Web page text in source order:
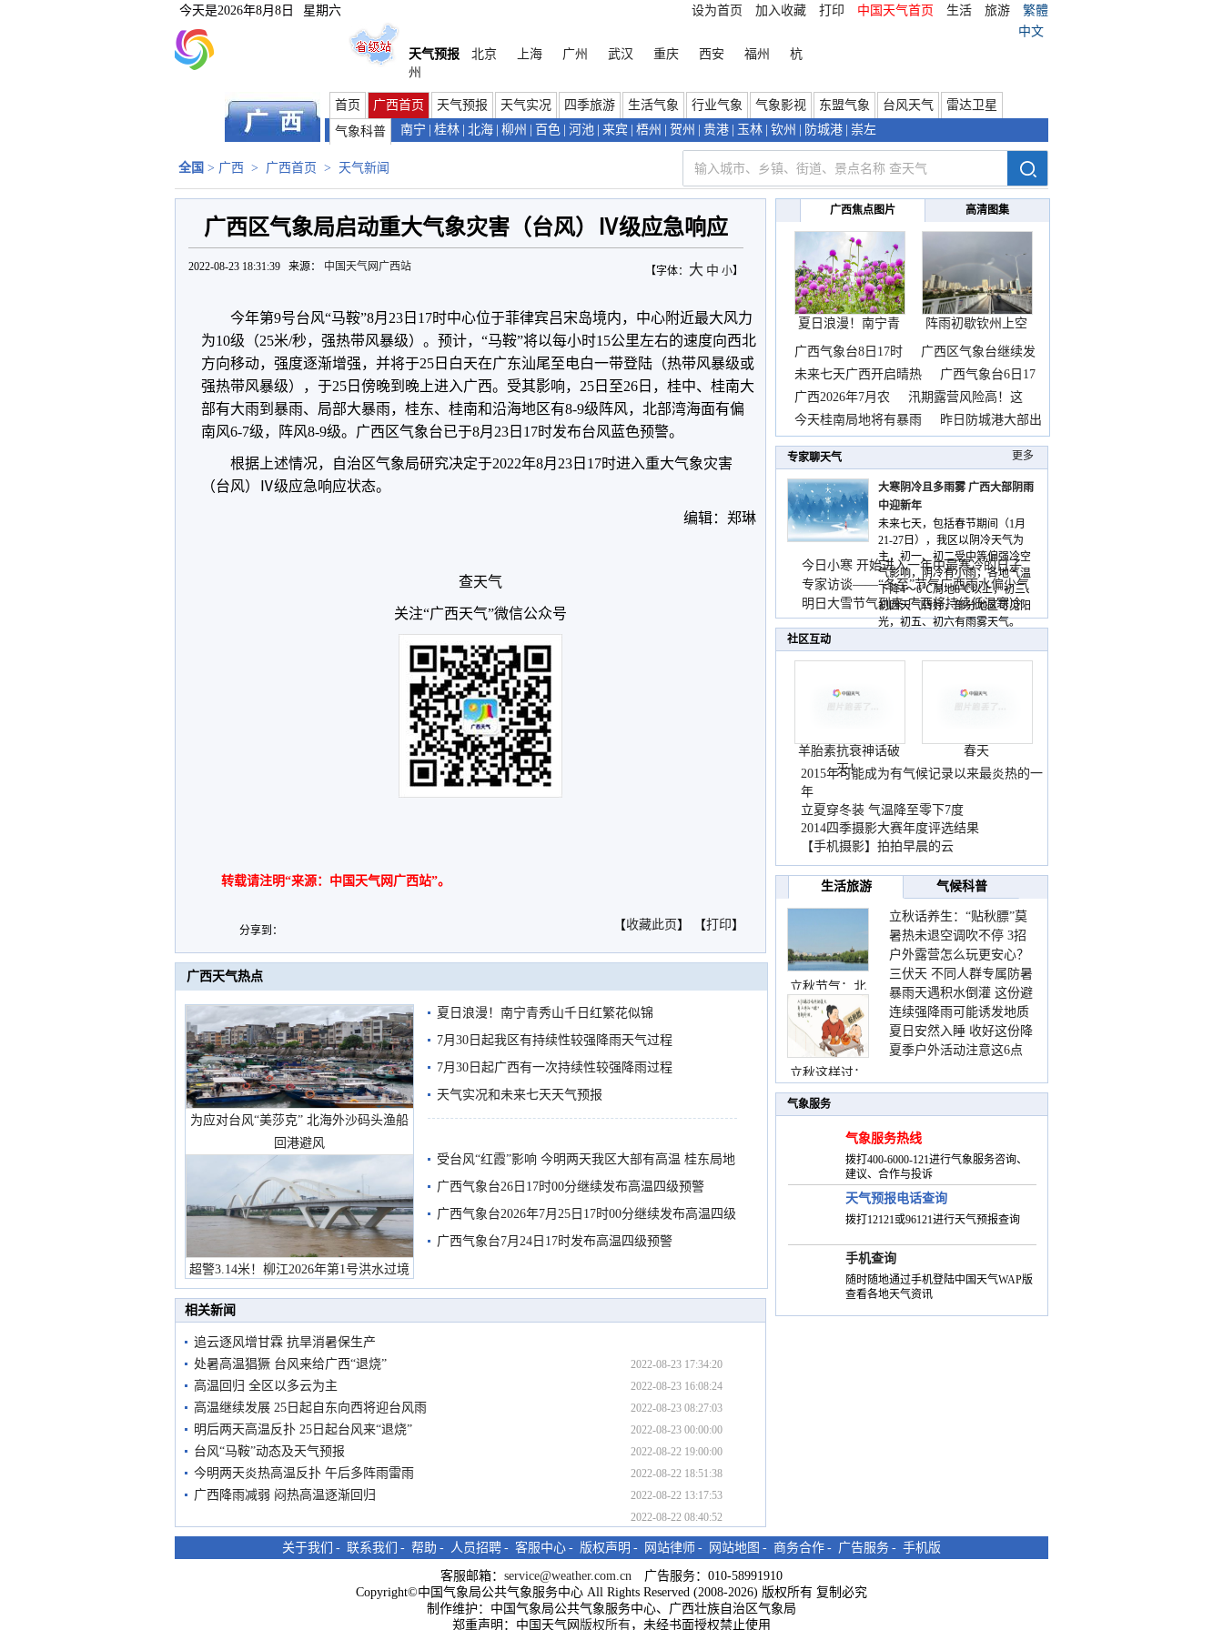
今天是2026年8月8日 星期六 设为首页 加入收藏 打印 中国天气首页 生活 旅游
繁體
中文
天气预报
北京 上海 广州 武汉 重庆 西安 福州
杭
州
首页 广西首页 天气预报 天气实况 四季旅游 生活气象 行业气象 气象影视 东盟气象 台风天气
雷达卫星
气象科普
南宁 桂林 北海 柳州 百色 河池 来宾 梧州 贺州 贵港 玉林 钦州 防城港 崇左
全国 > 广西 > 广西首页 > 天气新闻
广西区气象局启动重大气象灾害（台风）Ⅳ级应急响应
【字体： 大 中 小】
2022-08-23 18:31:39 来源： 中国天气网广西站
今年第9号台风“马鞍”8月23日17时中心位于菲律宾吕宋岛境内，中心附近最大风力
为10级（25米/秒，强热带风暴级）。预计，“马鞍”将以每小时15公里左右的速度向西北
方向移动，强度逐渐增强，并将于25日白天在广东汕尾至电白一带登陆（热带风暴级或
强热带风暴级），于25日傍晚到晚上进入广西。受其影响，25日至26日，桂中、桂南大
部有大雨到暴雨、局部大暴雨，桂东、桂南和沿海地区有8-9级阵风，北部湾海面有偏
南风6-7级，阵风8-9级。广西区气象台已于8月23日17时发布台风蓝色预警。
根据上述情况，自治区气象局研究决定于2022年8月23日17时进入重大气象灾害
（台风）Ⅳ级应急响应状态。
编辑：郑琳
查天气
关注“广西天气”微信公众号
转载请注明“来源：中国天气网广西站”。
分享到： 【收藏此页 】 【打印】
广西天气热点
为应对台风“美莎克” 北海外沙码头渔船
回港避风
超警3.14米！柳江2026年第1号洪水过境
市民在堤岸见证汛况
夏日浪漫！南宁青秀山千日红繁花似锦
7月30日起我区有持续性较强降雨天气过程
7月30日起广西有一次持续性较强降雨过程
天气实况和未来七天天气预报
受台风“红霞”影响 今明两天我区大部有高温 桂东局地
有较强降雨
广西气象台26日17时00分继续发布高温四级预警
广西气象台2026年7月25日17时00分继续发布高温四级
预警
广西气象台7月24日17时发布高温四级预警
相关新闻
追云逐风增甘霖 抗旱消暑保生产
2022-08-23 17:34:20
处暑高温猖獗 台风来给广西“退烧”
2022-08-23 16:08:24
高温回归 全区以多云为主
2022-08-23 08:27:03
高温继续发展 25日起自东向西将迎台风雨
2022-08-23 00:00:00
明后两天高温反扑 25日起台风来“退烧”
2022-08-22 19:00:00
台风“马鞍”动态及天气预报
2022-08-22 18:51:38
今明两天炎热高温反扑 午后多阵雨雷雨
2022-08-22 13:17:53
广西降雨减弱 闷热高温逐渐回归
2022-08-22 08:40:52
广西焦点图片 高清图集
夏日浪漫！南宁青
秀山
阵雨初歇钦州上空
邂逅
广西气象台8日17时
广西区气象台继续发
布
未来七天广西开启晴热
广西气象台6日17
时
广西2026年7月农
汛期露营风险高！这
份
今天桂南局地将有暴雨
昨日防城港大部出
现暴
专家聊天气 更多
大寒阴冷且多雨雾 广西大部阴雨
中迎新年
未来七天，包括春节期间（1月
21-27日），我区以阴冷天气为
主，初一、初二受中等偏强冷空
气影响，阴冷有小雨，各地气温
下降4～6℃局地8℃以上，初三、
初四天气转好，部分地区可见阳
光，初五、初六有雨雾天气。
今日小寒 开始进入一年中最寒冷的日子
专家访谈——“冬至”节气广西雨水偏少气
温低
明日大雪节气到来 广西将持续低温寒冷
天气
社区互动
羊胎素抗衰神话破
灭！
春天
2015年可能成为有气候记录以来最炎热的一
年
立夏穿冬装 气温降至零下7度
2014四季摄影大赛年度评选结果
【手机摄影】拍拍早晨的云
生活旅游 气候科普
立秋节气：北
立秋这样过：
立秋话养生：“贴秋膘”莫
着急 先清暑再防燥
暑热未退空调吹不停 3招
护住肩颈不酸痛
户外露营怎么玩更安心？
这份攻略请收好
三伏天 不同人群专属防暑
要点请收好
暴雨天遇积水倒灌 这份避
险提示请收好
连续强降雨可能诱发地质
灾害 这些前兆要知道
夏日安然入睡 收好这份降
温小贴士
夏季户外活动注意这6点
气象服务
气象服务热线
拨打400-6000-121进行气象服务咨询、
建议、合作与投诉
天气预报电话查询
拨打12121或96121进行天气预报查询
手机查询
随时随地通过手机登陆中国天气WAP版
查看各地天气资讯
关于我们 - 联系我们 - 帮助 - 人员招聘 - 客服中心 - 版权声明 - 网站律师 - 网站地图 - 商务合作 - 广告服务 - 手机版
客服邮箱： service@weather.com.cn 广告服务：010-58991910
Copyright©中国气象局公共气象服务中心 All Rights Reserved (2008-2026) 版权所有 复制必究
制作维护：中国气象局公共气象服务中心、广西壮族自治区气象局
郑重声明：中国天气网 版权所有，未经书面授权禁止使用